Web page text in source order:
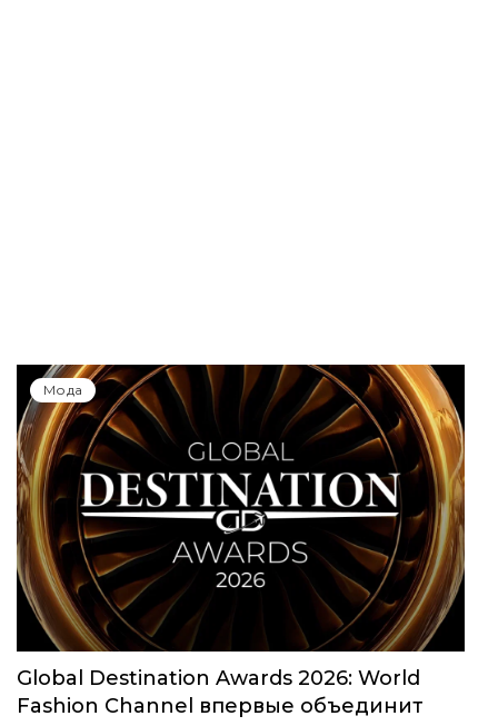
Мода
Global Destination Awards 2026: World
Fashion Channel впервые объединит